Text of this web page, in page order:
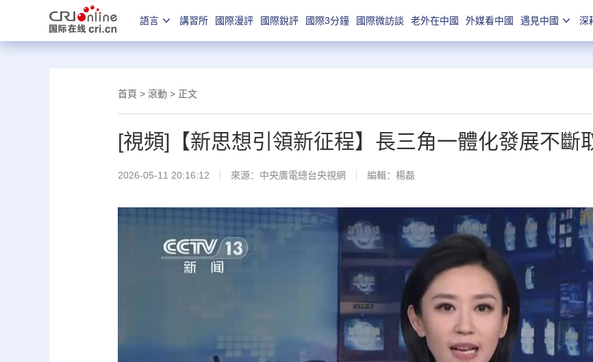
語言 講習所 國際漫評 國際銳評 國際3分鐘 國際微訪談 老外在中國 外媒看中國 遇見中國 深
首頁 > 滾動 > 正文
[視頻]【新思想引領新征程】長三角一體化發展不斷
2026-05-11 20:16:12 來源： 中央廣電總台央視網 編輯：楊磊